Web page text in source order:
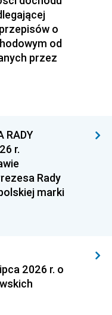
o
od
przez
RADY
r.
Rady
marki
2026 r. o